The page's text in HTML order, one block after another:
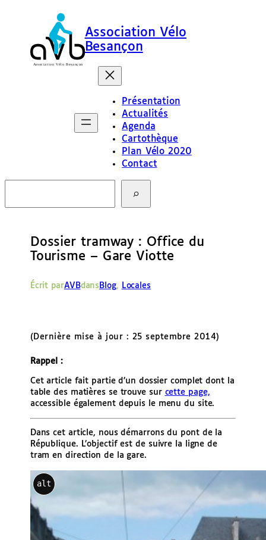
Association Vélo
Besançon
Présentation
Actualités
Agenda
Cartothèque
Plan Vélo 2020
Contact
c
Dossier tramway : Office du
Tourisme – Gare Viotte
Écrit parAVBdans Blog, Locales
(Dernière mise à jour : 25 septembre 2014)
Rappel :
Cet article fait partie d’un dossier complet dont la
table des matières se trouve sur cette page,
accessible également depuis le menu du site.
Dans cet article, nous démarrons du pont de la
République. L’objectif est de suivre la ligne de
tram en direction de la gare.
alt